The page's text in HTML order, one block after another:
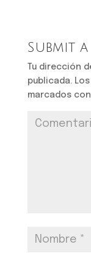
Submit
Tu dirección
publicada.
marcados con